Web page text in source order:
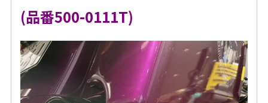
(品番500-0111T)